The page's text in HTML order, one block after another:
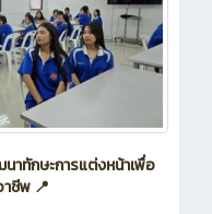
าทักษะการแต่งหน้าเพื่อ
ชีพ 📍